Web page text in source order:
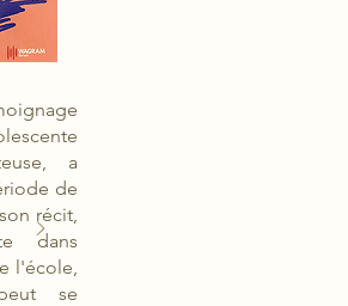
a
de
récit,
dans
l'école,
se